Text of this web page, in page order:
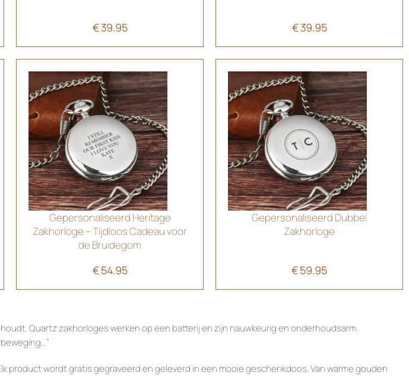
€39.95 €39.95
Gepersonaliseerd Heritage
Zakhorloge – Tijdloos Cadeau voor
de Bruidegom
€54.95
Gepersonaliseerd Dubbel
Zakhorloge
€59.95
Quartz zakhorloges werken op een batterij en zijn nauwkeurig en onderhoudsarm.
product wordt gratis gegraveerd en geleverd in een mooie geschenkdoos. Van warme gouden